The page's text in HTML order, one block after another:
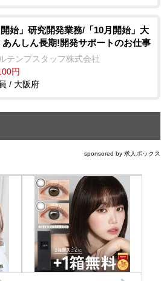
開始」研究開発業務/「10月開始」大
あんしん長期!開発サポートのお仕事
テンプスタッフ株式会社
円
/ 大阪府
sponsored by 求人ボックス